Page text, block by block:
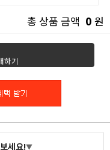
총 상품 금액 0 원
하기
세요!▼